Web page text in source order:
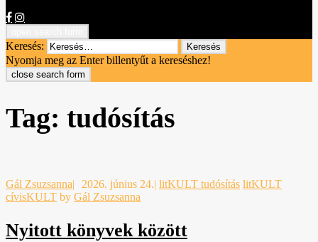
Keresés:
Nyomja meg az Enter billentyűt a kereséshez!
close search form
Tag: tudósítás
Gál Zsuzsanna| 2026. június 24.| litKULT tudósítás litKULT
cívisKULT by Gál Zsuzsanna
Nyitott könyvek között